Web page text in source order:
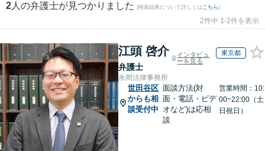
2 人の弁護士が見つかりました (検索結果について詳しくは こちら)
2件中 1-2件を表示
江頭 啓介
弁護士
インタビュ
ーを見る
東京都
永岡法律事務所
世田谷区
からも相
談受付中
面談方法(対
面・電話・ビデ
オなど)は応相
談
営業時間：10:
00~22:00（土
日祝日）